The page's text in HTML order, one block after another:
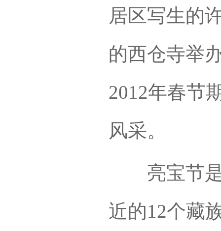
居区写生的
的西仓寺举
2012年春节
风采。
亮宝节是
近的12个藏